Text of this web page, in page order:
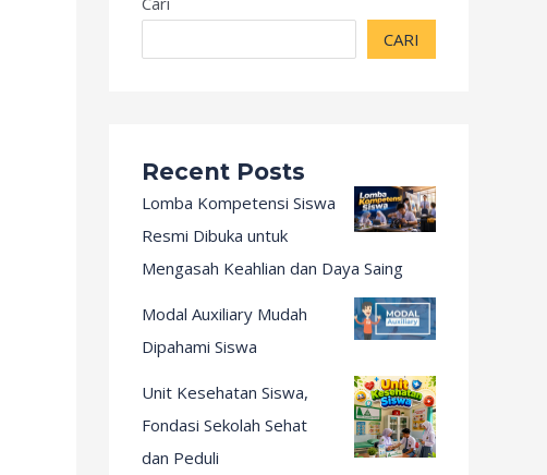
CARI
Recent Posts
Lomba Kompetensi Siswa
Resmi Dibuka untuk
Mengasah Keahlian dan Daya Saing
Modal Auxiliary Mudah
Dipahami Siswa
Unit Kesehatan Siswa,
Fondasi Sekolah Sehat
dan Peduli